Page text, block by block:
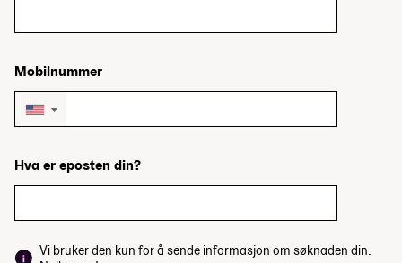
Mobilnummer
▼
Hva er eposten din?
Vi bruker den kun for å sende informasjon om søknaden din.